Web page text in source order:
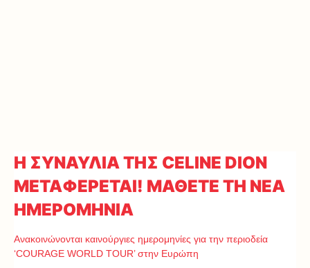
Η ΣΥΝΑΥΛΙΑ ΤΗΣ CELINE DION
ΜΕΤΑΦΕΡΕΤΑΙ! ΜΑΘΕΤΕ ΤΗ ΝΕΑ
ΗΜΕΡΟΜΗΝΙΑ
Ανακοινώνονται καινούργιες ημερομηνίες για την περιοδεία
‘COURAGE WORLD TOUR’ στην Ευρώπη